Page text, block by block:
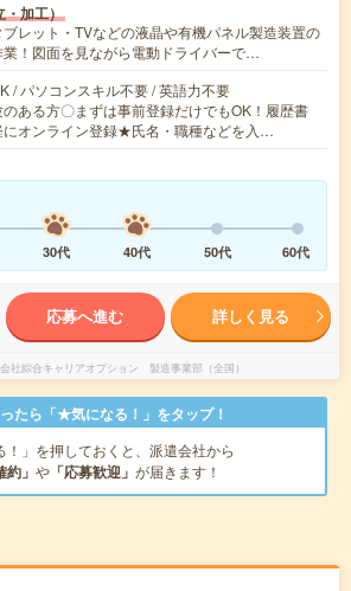
・加工）
ブレット・TVなどの液晶や有機パネル製造装置の
業！図面を見ながら電動ドライバーで…
/ パソコンスキル不要 / 英語力不要
ある方〇まずは事前登録だけでもOK！履歴書
にオンライン登録★氏名・職種などを入…
30代 40代 50代 60代
応募へ進む 詳しく見る
社綜合キャリアオプション 製造事業部（全国）
たら「★気になる！」をタップ！
！」を押しておくと、派遣会社から
約」 や 「応募歓迎」 が届きます！